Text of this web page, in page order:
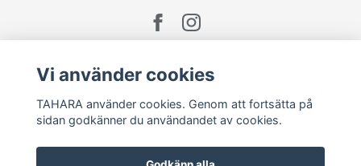
Ta del av senaste nytt och unika erbjudanden!
Prenumerera
Vi använder cookies
TAHARA använder cookies. Genom att fortsätta på
sidan godkänner du användandet av cookies.